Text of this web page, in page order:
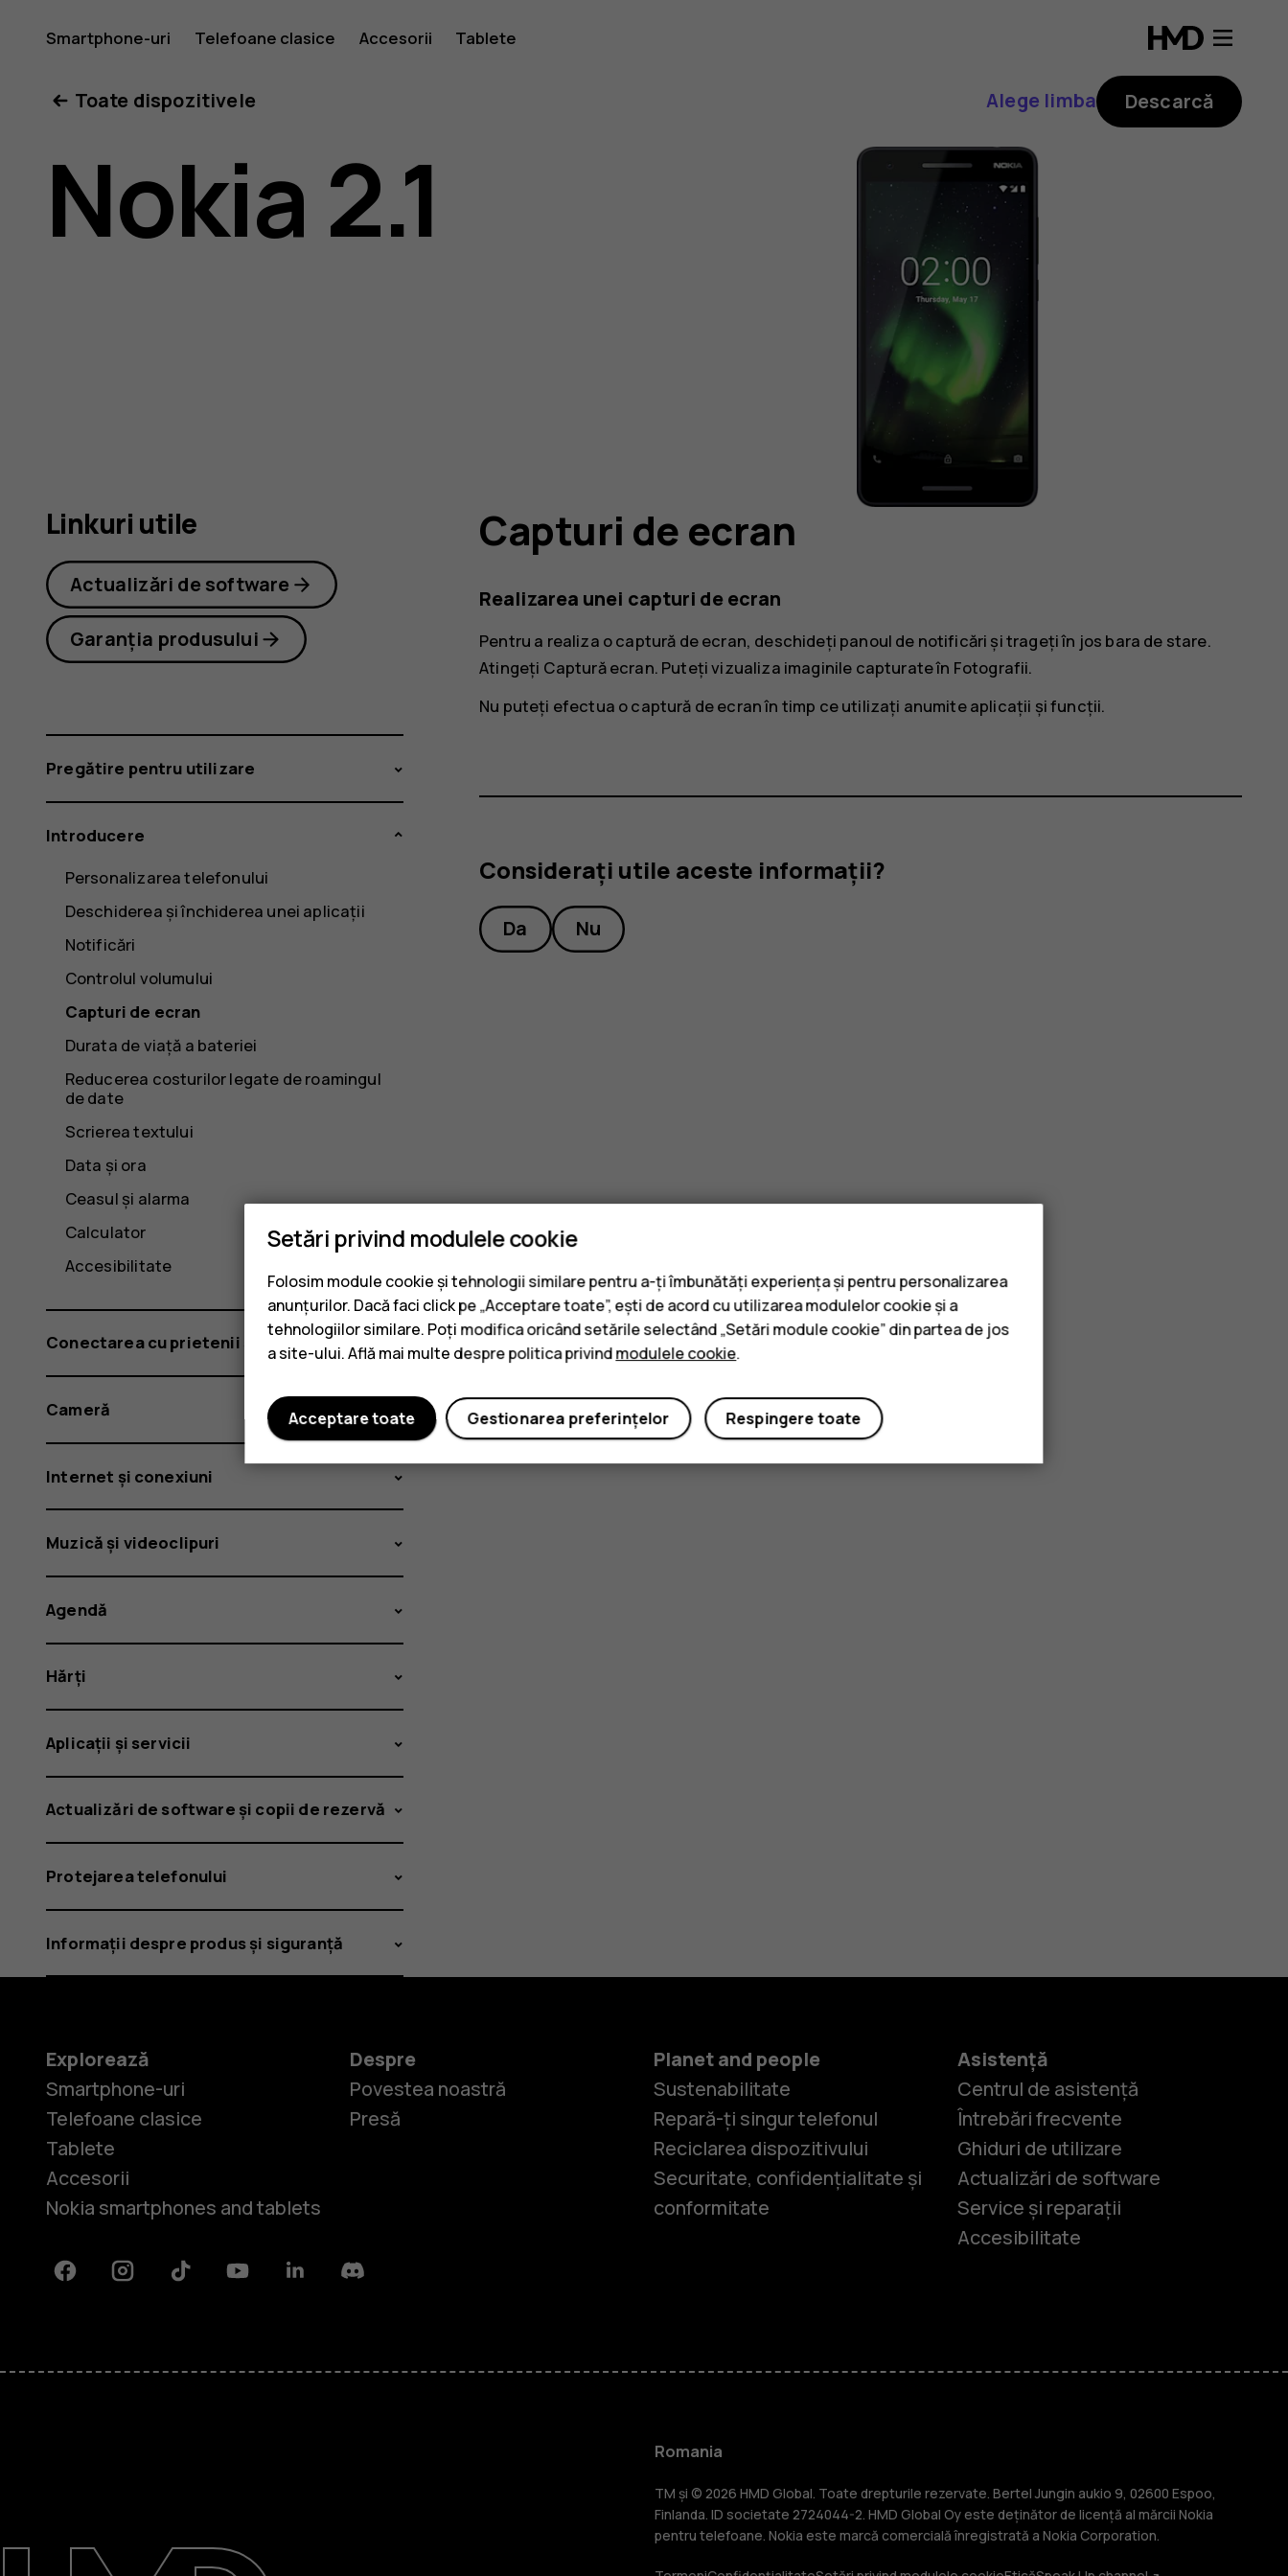
Ghid
de
utilizare
Smartphone-uri Telefoane clasice Accesorii Tablete
Smartphone-uri
Telefoane clasice
Accesorii
Asistență
Toate dispozitivele Alege limba Descarcă
Nokia 2.1
Capturi de ecran
Realizarea unei capturi de ecran
Pentru a realiza o captură de ecran, deschideți panoul de notificări și trageți în jos bara de stare.
Atingeți Captură ecran. Puteți vizualiza imaginile capturate în Fotografii.
Nu puteți efectua o captură de ecran în timp ce utilizați anumite aplicații și funcții.
Considerați utile aceste informații?
Da Nu
Linkuri utile
Actualizări de software
Garanția produsului
Pregătire pentru utilizare
Introducere
Personalizarea telefonului
Deschiderea și închiderea unei aplicații
Notificări
Controlul volumului
Capturi de ecran
Durata de viață a bateriei
Reducerea costurilor legate de roamingul
de date
Scrierea textului
Data și ora
Ceasul și alarma
Calculator
Accesibilitate
Conectarea cu prietenii și familia
Cameră
Internet și conexiuni
Muzică și videoclipuri
Agendă
Hărți
Aplicații și servicii
Actualizări de software și copii de rezervă
Protejarea telefonului
Informații despre produs și siguranță
Explorează
Smartphone-uri
Telefoane clasice
Tablete
Accesorii
Nokia smartphones and tablets
Despre
Povestea noastră
Presă
Planet and people
Sustenabilitate
Repară-ți singur telefonul
Reciclarea dispozitivului
Securitate, confidențialitate și
conformitate
Asistență
Centrul de asistență
Întrebări frecvente
Ghiduri de utilizare
Actualizări de software
Service și reparații
Accesibilitate
FacebookInstagramTiktok YoutubeLinkedinDiscord
Romania
TM și © 2026 HMD Global. Toate drepturile rezervate. Bertel Jungin aukio 9, 02600 Espoo,
Finlanda. ID societate 2724044-2. HMD Global Oy este deținător de licență al mărcii Nokia
pentru telefoane. Nokia este marcă comercială înregistrată a Nokia Corporation.
Setări privind modulele cookie
Folosim module cookie și tehnologii similare pentru a-ți îmbunătăți experiența și pentru personalizarea
anunțurilor. Dacă faci click pe „Acceptare toate”, ești de acord cu utilizarea modulelor cookie și a
tehnologiilor similare. Poți modifica oricând setările selectând „Setări module cookie” din partea de jos
a site-ului. Află mai multe despre politica privindmodulele cookie.
Respingere toate
Gestionarea preferințelor
Acceptare toate